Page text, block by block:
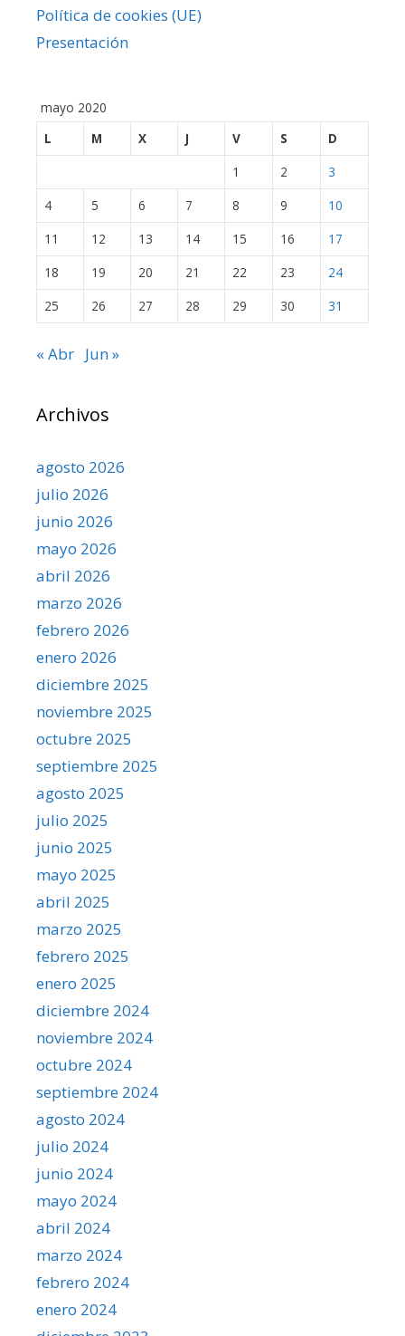
Política de cookies (UE)
Presentación
mayo 2020
L
M X J V S
D
1
2
3
4
5 6 7 8 9
10
11
12 13 14 15 16
17
18
19 20 21 22 23
24
25
26 27 28 29 30 31
« Abr Jun »
Archivos
agosto 2026
julio 2026
junio 2026
mayo 2026
abril 2026
marzo 2026
febrero 2026
enero 2026
diciembre 2025
noviembre 2025
octubre 2025
septiembre 2025
agosto 2025
julio 2025
junio 2025
mayo 2025
abril 2025
marzo 2025
febrero 2025
enero 2025
diciembre 2024
noviembre 2024
octubre 2024
septiembre 2024
agosto 2024
julio 2024
junio 2024
mayo 2024
abril 2024
marzo 2024
febrero 2024
enero 2024